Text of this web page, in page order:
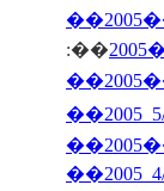
:��